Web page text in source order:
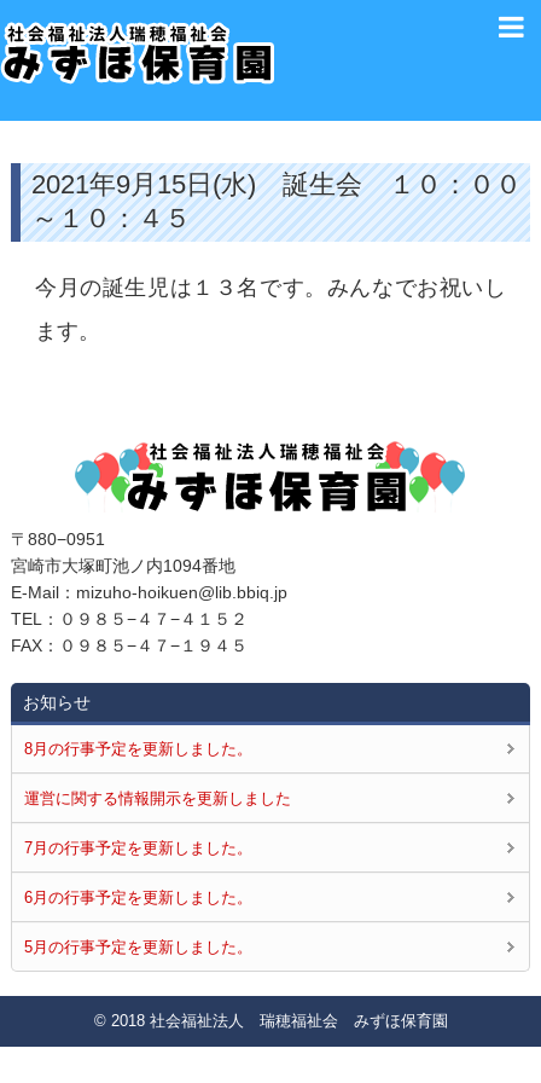
2021年9月15日(水) 誕生会 １０：００
～１０：４５
今月の誕生児は１３名です。みんなでお祝いし
ます。
〒880−0951
宮崎市大塚町池ノ内1094番地
E‐Mail：mizuho-hoikuen@lib.bbiq.jp
TEL：０９８５−４７−４１５２
FAX：０９８５−４７−１９４５
お知らせ
8月の行事予定を更新しました。
運営に関する情報開示を更新しました
7月の行事予定を更新しました。
6月の行事予定を更新しました。
5月の行事予定を更新しました。
© 2018 社会福祉法人 瑞穂福祉会 みずほ保育園